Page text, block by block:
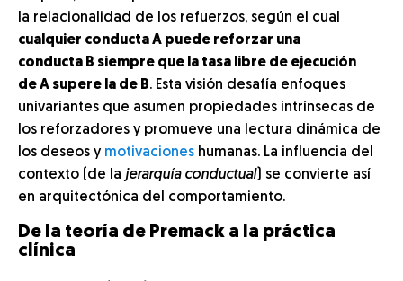
la relacionalidad de los refuerzos, según el cual
cualquier conducta A puede reforzar una
conducta B siempre que la tasa libre de ejecución
de A supere la de B. Esta visión desafía enfoques
univariantes que asumen propiedades intrínsecas de
los reforzadores y promueve una lectura dinámica de
los deseos y motivaciones humanas. La influencia del
contexto (de la jerarquía conductual) se convierte así
en arquitectónica del comportamiento.
De la teoría de Premack a la práctica
clínica